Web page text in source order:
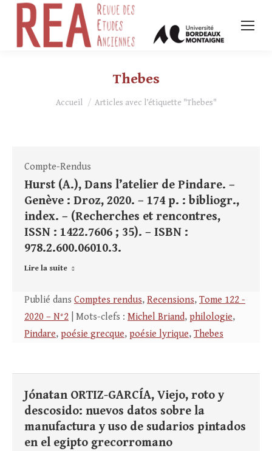
Thebes
Vous êtes ici :
Accueil Articles avec l’étiquette "Thebes"
Compte-Rendus
Hurst (A.), Dans l’atelier de Pindare. –
Genève : Droz, 2020. – 174 p. : bibliogr.,
index. – (Recherches et rencontres,
ISSN : 1422.7606 ; 35). – ISBN :
978.2.600.06010.3.
Lire la suite
Publié dans Comptes rendus, Recensions, Tome 122 -
2020 – N°2 | Mots-clefs : Michel Briand, philologie,
Pindare, poésie grecque, poésie lyrique, Thebes
Jónatan ORTIZ-GARCÍA, Viejo, roto y
descosido: nuevos datos sobre la
manufactura y uso de sudarios pintados
en el egipto grecorromano